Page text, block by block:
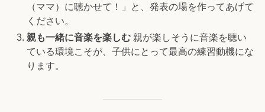
（ママ）に聴かせて！」と、発表の場を作ってあげて
ください。
親も一緒に音楽を楽しむ親が楽しそうに音楽を聴い
ている環境こそが、子供にとって最高の練習動機にな
ります。